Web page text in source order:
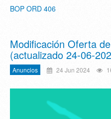
BOP ORD 406
Modificación Oferta
(actualizado 24-06-
Anuncios 24 Jun 2024